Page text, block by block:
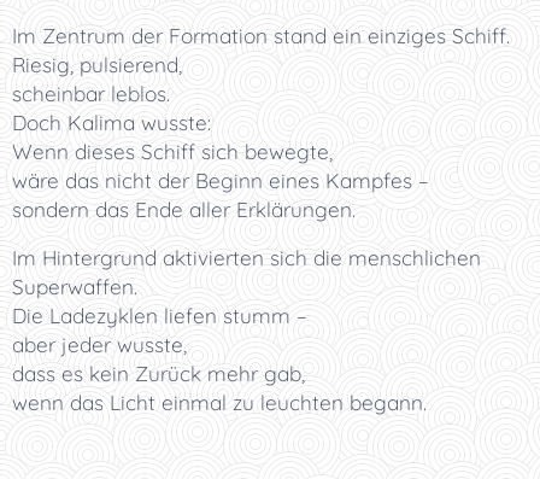
Im Zentrum der Formation stand ein einziges Schiff.
Riesig, pulsierend,
scheinbar leblos.
Doch Kalima wusste:
Wenn dieses Schiff sich bewegte,
wäre das nicht der Beginn eines Kampfes –
sondern das Ende aller Erklärungen.
Im Hintergrund aktivierten sich die menschlichen
Superwaffen.
Die Ladezyklen liefen stumm –
aber jeder wusste,
dass es kein Zurück mehr gab,
wenn das Licht einmal zu leuchten begann.